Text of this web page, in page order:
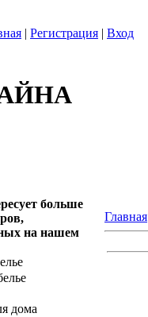
| Регистрация | Вход
больше
на нашем
дома
Главная